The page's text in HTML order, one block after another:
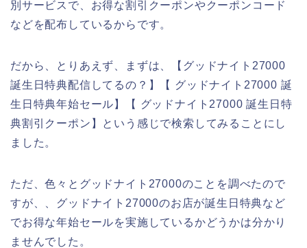
別サービスで、お得な割引クーポンやクーポンコード
などを配布しているからです。
だから、とりあえず、まずは、【グッドナイト27000
誕生日特典配信してるの？】【 グッドナイト27000 誕
生日特典年始セール】【 グッドナイト27000 誕生日特
典割引クーポン】という感じで検索してみることにし
ました。
ただ、色々とグッドナイト27000のことを調べたので
すが、、グッドナイト27000のお店が誕生日特典など
でお得な年始セールを実施しているかどうかは分かり
ませんでした。